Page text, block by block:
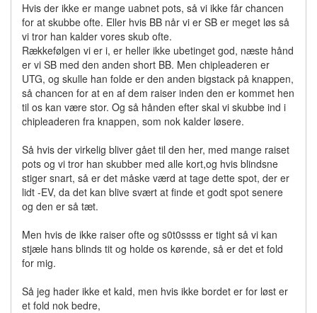
Hvis der ikke er mange uabnet pots, så vi ikke får chancen
for at skubbe ofte. Eller hvis BB når vi er SB er meget løs så
vi tror han kalder vores skub ofte.
Rækkefølgen vi er i, er heller ikke ubetinget god, næste hånd
er vi SB med den anden short BB. Men chipleaderen er
UTG, og skulle han folde er den anden bigstack på knappen,
så chancen for at en af dem raiser inden den er kommet hen
til os kan være stor. Og så hånden efter skal vi skubbe ind i
chipleaderen fra knappen, som nok kalder løsere.
Så hvis der virkelig bliver gået til den her, med mange raiset
pots og vi tror han skubber med alle kort,og hvis blindsne
stiger snart, så er det måske værd at tage dette spot, der er
lidt -EV, da det kan blive svært at finde et godt spot senere
og den er så tæt.
Men hvis de ikke raiser ofte og s0t0ssss er tight så vi kan
stjæle hans blinds tit og holde os kørende, så er det et fold
for mig.
Så jeg hader ikke et kald, men hvis ikke bordet er for løst er
et fold nok bedre,